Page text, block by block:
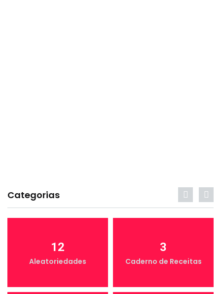
Categorias
12
Aleatoriedades
3
Caderno de Receitas